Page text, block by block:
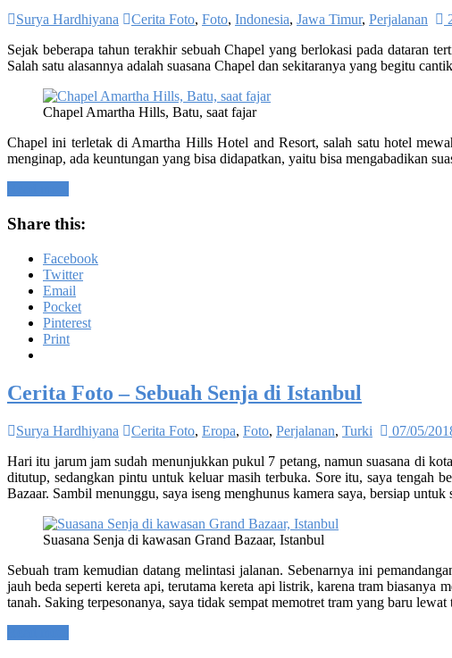
Surya Hardhiyana Cerita Foto, Foto, Indonesia, Jawa Timur, Perjalanan
Sejak beberapa tahun terakhir sebuah Chapel yang berlokasi pada dataran
Salah satu alasannya adalah suasana Chapel dan sekitaranya yang begitu
Chapel Amartha Hills, Batu, saat fajar
Chapel ini terletak di Amartha Hills Hotel and Resort, salah satu hotel
menginap, ada keuntungan yang bisa didapatkan, yaitu bisa mengabadikan
Share this:
Facebook
Twitter
Email
Pocket
Pinterest
Print
Cerita Foto – Sebuah Senja di Istanbul
Surya Hardhiyana Cerita Foto, Eropa, Foto, Perjalanan, Turki 07/05/
Hari itu jarum jam sudah menunjukkan pukul 7 petang, namun suasana di
ditutup, sedangkan pintu untuk keluar masih terbuka. Sore itu, saya tengah
Bazaar. Sambil menunggu, saya iseng menghunus kamera saya, bersiap
Suasana Senja di kawasan Grand Bazaar, Istanbul
Sebuah tram kemudian datang melintasi jalanan. Sebenarnya ini
jauh beda seperti kereta api, terutama kereta api listrik, karena tram biasanya
tanah. Saking terpesonanya, saya tidak sempat memotret tram yang baru lewat